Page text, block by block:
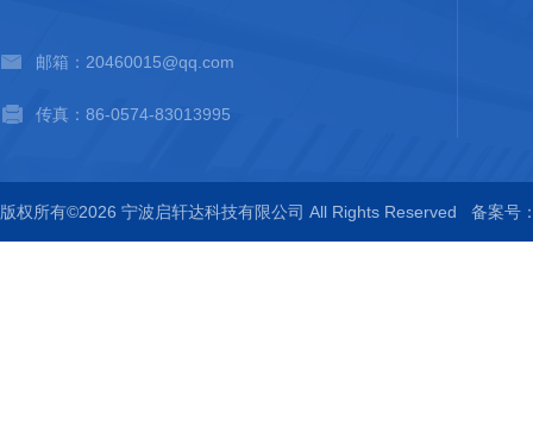
邮箱：20460015@qq.com
传真：86-0574-83013995
版权所有©2026 宁波启轩达科技有限公司 All Rights Reserved 备案号